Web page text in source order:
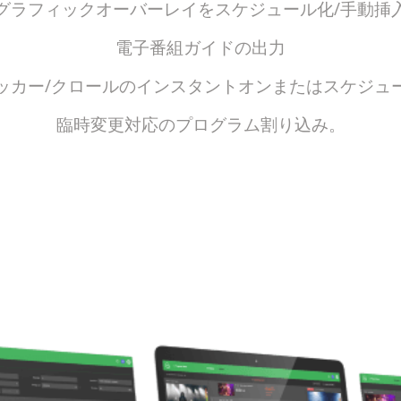
ラフィックオーバーレイをスケジュール化/手動挿
電子番組ガイドの出力
カー/クロールのインスタントオンまたはスケジュ
臨時変更対応のプログラム割り込み。